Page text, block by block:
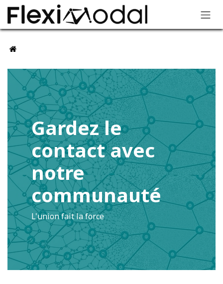
Se rendre au contenu
Gardez le
contact avec
notre
communauté
L'union fait la force